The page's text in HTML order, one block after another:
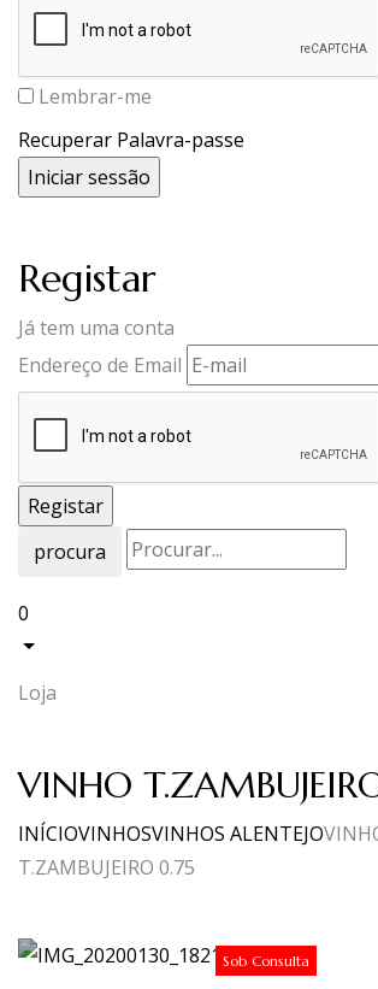
Lembrar-me
Recuperar Palavra-passe
Registar
Já tem uma conta
Endereço de Email
procura
0
Loja
VINHO
INÍCIOVINHOSVINHOS ALENTEJO
T.ZAMBUJEIRO 0.75
Sob Consulta